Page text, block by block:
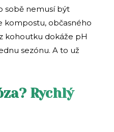
sobě nemusí být
kompostu, občasného
kohoutku dokáže pH
sezónu. A to už
Rychlý